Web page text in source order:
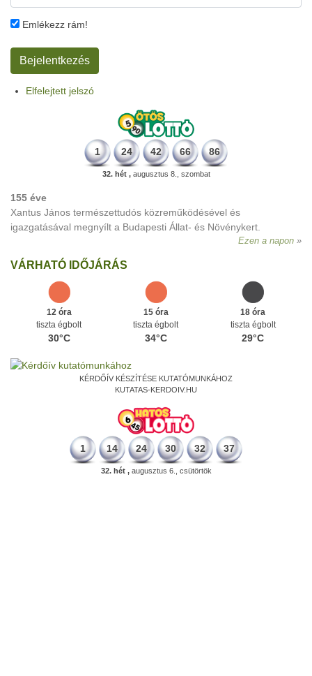
Emlékezz rám!
Elfelejtett jelszó
1 24 42 66 86
32. hét ,augusztus 8., szombat
155 éve
Xantus János természettudós közreműködésével és
igazgatásával megnyílt a Budapesti Állat- és Növénykert.
Ezen a napon
VÁRHATÓ IDŐJÁRÁS
12 óra
tiszta égbolt
30°C
15 óra
tiszta égbolt
34°C
18 óra
tiszta égbolt
29°C
KÉRDŐÍV KÉSZÍTÉSE KUTATÓMUNKÁHOZ
KUTATAS-KERDOIV.HU
1 14 24 30 32 37
32. hét ,augusztus 6., csütörtök